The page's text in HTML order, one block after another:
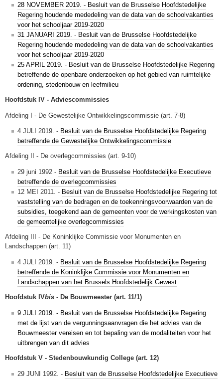
28 NOVEMBER 2019. - Besluit van de Brusselse Hoofdstedelijke
Regering houdende mededeling van de data van de schoolvakanties
voor het schooljaar 2019-2020
31 JANUARI 2019. - Besluit van de Brusselse Hoofdstedelijke
Regering houdende mededeling van de data van de schoolvakanties
voor het schooljaar 2019-2020
25 APRIL 2019. - Besluit van de Brusselse Hoofdstedelijke Regering
betreffende de openbare onderzoeken op het gebied van ruimtelijke
ordening, stedenbouw en leefmilieu
Hoofdstuk IV - Adviescommissies
Afdeling I - De Gewestelijke Ontwikkelingscommissie (art. 7-8)
4 JULI 2019. - Besluit van de Brusselse Hoofdstedelijke Regering
betreffende de Gewestelijke Ontwikkelingscommissie
Afdeling II - De overlegcommissies (art. 9-10)
29 juni 1992 - Besluit van de Brusselse Hoofdstedelijke Executieve
betreffende de overlegcommissies
12 MEI 2011. - Besluit van de Brusselse Hoofdstedelijke Regering tot
vaststelling van de bedragen en de toekenningsvoorwaarden van de
subsidies, toegekend aan de gemeenten voor de werkingskosten van
de gemeentelijke overlegcommissies
Afdeling III - De Koninklijke Commissie voor Monumenten en
Landschappen (art. 11)
4 JULI 2019. - Besluit van de Brusselse Hoofdstedelijke Regering
betreffende de Koninklijke Commissie voor Monumenten en
Landschappen van het Brussels Hoofdstedelijk Gewest
Hoofdstuk IVbis - De Bouwmeester (art. 11/1)
9 JULI 2019. - Besluit van de Brusselse Hoofdstedelijke Regering
met de lijst van de vergunningsaanvragen die het advies van de
Bouwmeester vereisen en tot bepaling van de modaliteiten voor het
uitbrengen van dit advies
Hoofdstuk V - Stedenbouwkundig College (art. 12)
29 JUNI 1992. - Besluit van de Brusselse Hoofdstedelijke Executieve